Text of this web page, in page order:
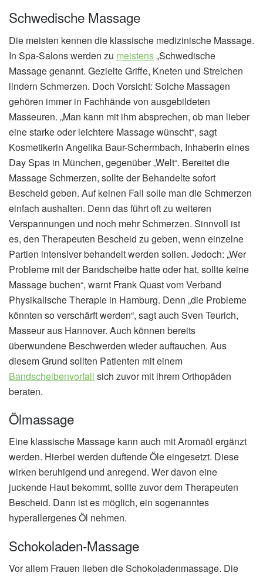
Schwedische Massage
Die meisten kennen die klassische medizinische Massage.
In Spa-Salons werden zu meistens„Schwedische
Massage genannt. Gezielte Griffe, Kneten und Streichen
lindern Schmerzen. Doch Vorsicht: Solche Massagen
gehören immer in Fachhände von ausgebildeten
Masseuren. „Man kann mit ihm absprechen, ob man lieber
eine starke oder leichtere Massage wünscht“, sagt
Kosmetikerin Angelika Baur-Schermbach, Inhaberin eines
Day Spas in München, gegenüber „Welt“. Bereitet die
Massage Schmerzen, sollte der Behandelte sofort
Bescheid geben. Auf keinen Fall solle man die Schmerzen
einfach aushalten. Denn das führt oft zu weiteren
Verspannungen und noch mehr Schmerzen. Sinnvoll ist
es, den Therapeuten Bescheid zu geben, wenn einzelne
Partien intensiver behandelt werden sollen. Jedoch: „Wer
Probleme mit der Bandscheibe hatte oder hat, sollte keine
Massage buchen“, warnt Frank Quast vom Verband
Physikalische Therapie in Hamburg. Denn „die Probleme
könnten so verschärft werden“, sagt auch Sven Teurich,
Masseur aus Hannover. Auch können bereits
überwundene Beschwerden wieder auftauchen. Aus
diesem Grund sollten Patienten mit einem
Bandscheibenvorfall sich zuvor mit ihrem Orthopäden
beraten.
Ölmassage
Eine klassische Massage kann auch mit Aromaöl ergänzt
werden. Hierbei werden duftende Öle eingesetzt. Diese
wirken beruhigend und anregend. Wer davon eine
juckende Haut bekommt, sollte zuvor dem Therapeuten
Bescheid. Dann ist es möglich, ein sogenanntes
hyperallergenes Öl nehmen.
Schokoladen-Massage
Vor allem Frauen lieben die Schokoladenmassage. Die